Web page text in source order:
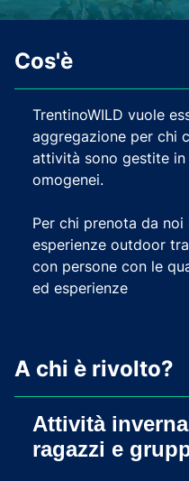
Cos'è
TrentinoWILD vuole
aggregazione per chi
attività sono gestite
omogenei.
Per chi prenota da
esperienze outdoor
con persone con le
ed esperienze
A chi è rivolto?
Attività
ragazzi e